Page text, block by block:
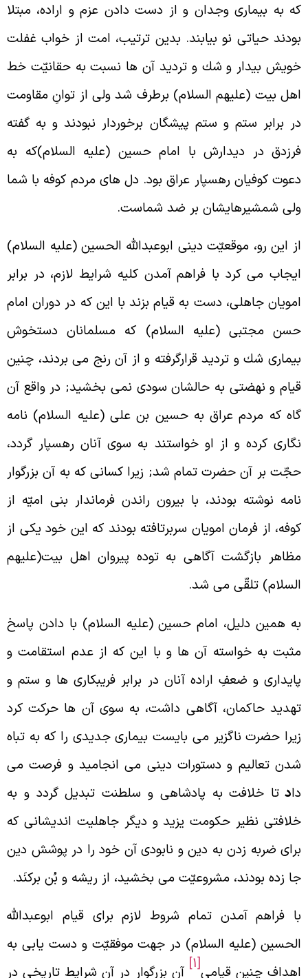
به بيمارى وجدان و از دست دادن عزم و اراده، مبتلا
حياتى نو بيابند. بدين ترتيب، امت از خواب غفلت
بيدار و شك و ترديد آن ها نسبت به حقانيّت خط
بيت (عليهم السلام) برطرف شد ولى از توانِ مقاومت
برابر ستم و ستم پيشگان برخوردار نبودند و به گفته
در ديدارش با امام حسين (عليه السلام)که به
کوفيان رهسپار عراق بود. دل هاى مردم کوفه با شما
شمشيرهايشان بر ضد شماست.
اين رو، موقعيّت دينى ابوعبدالله الحسين (عليه السلام)
مى کرد با فراهم آمدن کليه شرايط لازم، در برابر
جاهلى، دست به قيام بزند با اين که در دوران امام
مجتبى (عليه السلام) که مسلمانان دستخوش
شك و ترديد قرارگرفته و از آن رنج مى بردند، چنين
و نهضتى به حالشان سودى نمى بخشيد; در واقع آن
که مردم عراق به حسين بن على (عليه السلام) نامه
کرده و از او خواستند به سوى آنان رهسپار گردد،
بر آن حضرت تمام شد; زيرا کسانى که به آن بزرگوار
نوشته بودند، با بيرون راندن فرماندار بنى اميّه از
از فرمان امويان سربرتافته بودند که اين خود يكى از
بازگشت آگاهى به توده پيروان اهل بيت(عليهم
تلقّى مى شد.
همين دليل، امام حسين (عليه السلام) با دادن پاسخ
به خواسته آن ها و با اين که از عدم استقامت و
و ضعفِ اراده آنان در برابر فريبكارى ها و ستم و
حاکمان، آگاهى داشت، به سوى آن ها حرکت کرد
حضرت ناگزير مى بايست بيمارى جديدى را که به تباه
تعاليم و دستورات دينى مى انجاميد و فرصت مى
دتا خلافت به پادشاهى و سلطنت تبديل گردد و به
نظير حكومت يزيد و ديگر جاهليت انديشانى که
ضربه زدن به دين و نابودى آن خود را در پوشش دين
زده بودند، مشروعيّت مى بخشيد، از ريشه و بُن برکنَد.
فراهم آمدن تمام شروط لازم براى قيام ابوعبدالله
(عليه السلام) در جهت موفقيّت و دست يابى به
چنين قيامى
آن بزرگوار در آن شرايط تاريخى در